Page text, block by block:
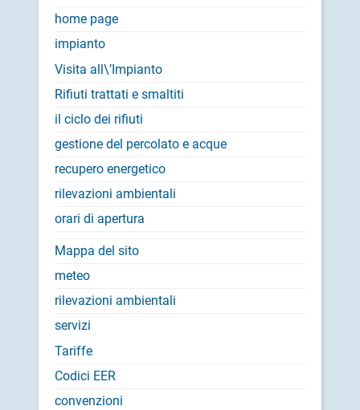
home page
impianto
Visita all\’Impianto
Rifiuti trattati e smaltiti
il ciclo dei rifiuti
gestione del percolato e acque
recupero energetico
rilevazioni ambientali
orari di apertura
Mappa del sito
meteo
rilevazioni ambientali
servizi
Tariffe
Codici EER
convenzioni